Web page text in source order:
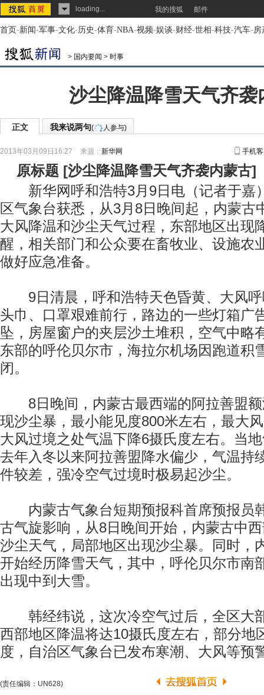
loading... 我的搜狐 邮件
首页-新闻-军事-文化-历史-体育-NBA-视频-娱谈-财经-世相-科技-汽车-房
> 国内要闻 > 时事
沙尘降温降雪天气齐袭
正文 我来说两句( 人参与)
2013年03月09日16:27 来源： 新华网 手机
原标题 [沙尘降温降雪天气齐袭内蒙古]
新华网呼和浩特3月9日电（记者于嘉
区气象台获悉，从3月8日晚间起，内蒙古
大风降温和沙尘天气过程，东部地区出现
醒，相关部门和公众要在畜牧业、设施农
做好应急准备。
9日清晨，呼和浩特天色昏黄、大风呼
头巾、口罩艰难前行，路边的一些灯箱广
坠，房屋窗户的夹层沙土堆积，空气中略
东部的呼伦贝尔市，海拉尔机场因跑道积
闭。
8日晚间，内蒙古最西端的阿拉善盟额
现沙尘暴，最小能见度800米左右，最大
大风过境之处气温下降6摄氏度左右。当
去年入冬以来阿拉善盟降水偏少，气温持
件较差，强冷空气过境时极易起沙尘。
内蒙古气象台短期预报科首席预报员
古气旋影响，从8日晚间开始，内蒙古中
沙尘天气，局部地区出现沙尘暴。同时，
开始经历降雪天气，其中，呼伦贝尔市南
出现中到大雪。
韩经纬说，这次冷空气过后，全区大
西部地区降温将达10摄氏度左右，部分地
度，自治区气象台已发布寒潮、大风等预
(责任编辑：UN628)